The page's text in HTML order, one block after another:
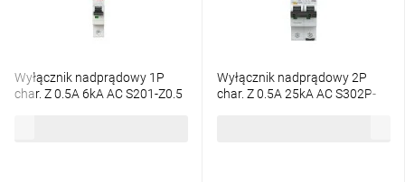
Wyłącznik nadprądowy 1P
char. Z 0.5A 6kA AC S201-Z0.5
Wyłącznik nadprądowy 2P
char. Z 0.5A 25kA AC S302P-